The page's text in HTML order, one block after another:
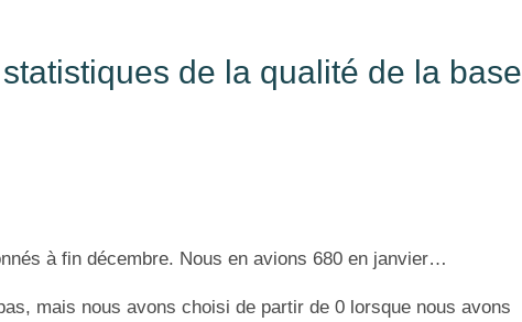
de la qualité de la base
à fin décembre. Nous en avions 680 en janvier…
mais nous avons choisi de partir de 0 lorsque nous avons